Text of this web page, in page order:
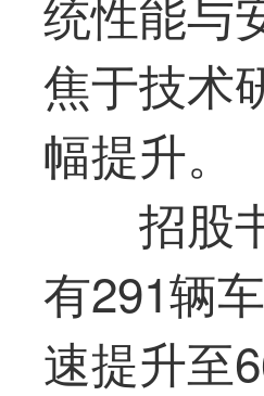
焦于技术
幅提升。
招股
有291辆
速提升至